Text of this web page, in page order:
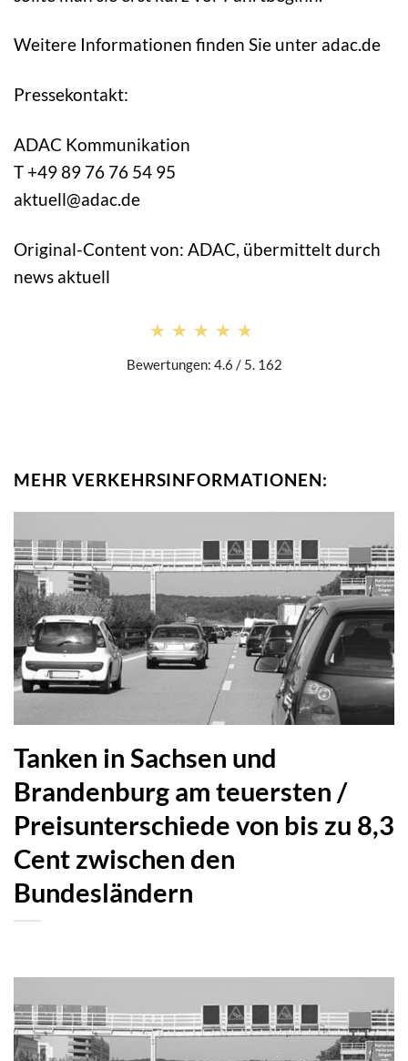
Weitere Informationen finden Sie unter adac.de
Pressekontakt:
ADAC Kommunikation
T +49 89 76 76 54 95
aktuell@adac.de
Original-Content von: ADAC, übermittelt durch
news aktuell
★★★★★
★★★★★
Bewertungen: 4.6 / 5. 162
MEHR VERKEHRSINFORMATIONEN:
Tanken in Sachsen und
Brandenburg am teuersten /
Preisunterschiede von bis zu 8,3
Cent zwischen den
Bundesländern